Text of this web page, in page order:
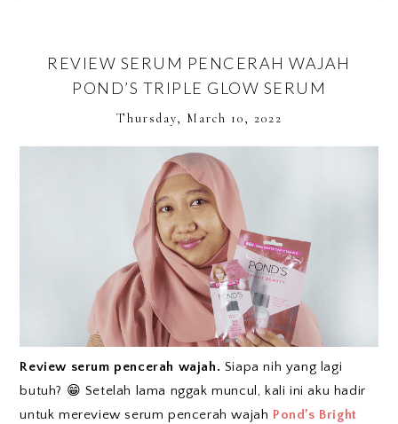
REVIEW SERUM PENCERAH WAJAH
POND’S TRIPLE GLOW SERUM
Thursday, March 10, 2022
Review serum pencerah wajah. Siapa nih yang lagi
butuh? 😁 Setelah lama nggak muncul, kali ini aku hadir
untuk mereview serum pencerah wajah Pond’s Bright